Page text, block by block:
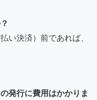
い決済）前であれば、
発行に費用はかかりま